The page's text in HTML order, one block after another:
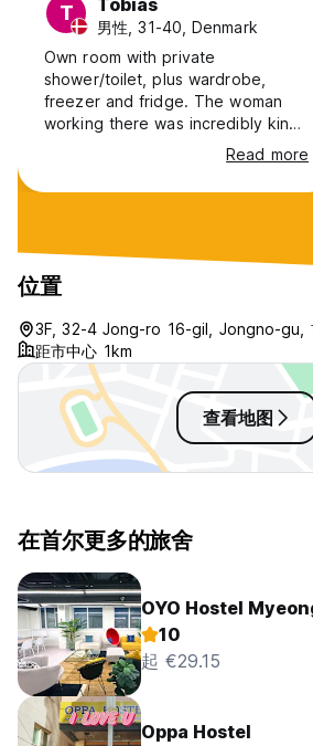
T Tobias
男性, 31-40, Denmark
Own room with private
shower/toilet, plus wardrobe,
freezer and fridge. The woman
working there was incredibly kind
— helped with my laundry and
made me feel very well taken
care of. It's a bit old and worn, but
clearly tried to get extra money
from me after I switched to a
double room, though he was still
helpful with luggage storage after
checkout. Not social at all — no
common areas.
Read more
位置
3F, 32-4 Jong-ro 16-gil, Jongno-gu,
距市中心 1km
查看地图
在首尔更多的旅舍
OYO Hostel
10
起 €29.15
Oppa Hostel